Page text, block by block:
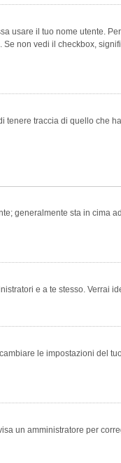
usare il tuo nome utente.
non vedi il checkbox,
traccia di quello che
generalmente sta in cima
e a te stesso. Verrai
le impostazioni del
un amministratore per